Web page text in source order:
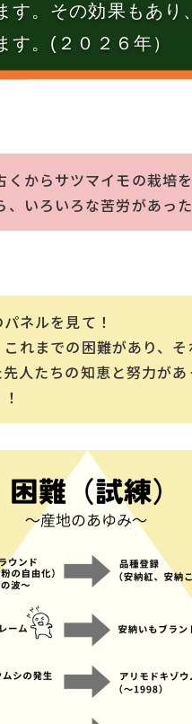
す。その効果もあり
す。(２０２６年）
くからサツマイモの栽培
、いろいろな苦労があっ
ネルを見て！
れまでの困難があり、
人たちの知恵と努力が